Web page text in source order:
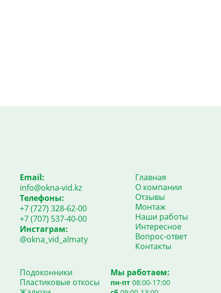
Email:
info@okna-vid.kz
Телефоны:
+7 (727) 328-62-00
+7 (707) 537-40-00
Инстаграм:
@okna_vid_almaty
Главная
О компании
Отзывы
Монтаж
Наши работы
Интересное
Вопрос-ответ
Контакты
Подоконники
Пластиковые откосы
Мы работаем:
пн-пт 08:00-17:00